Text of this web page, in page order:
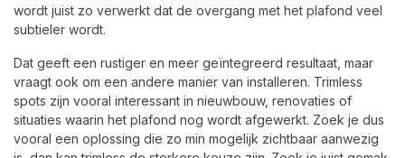
wordt juist zo verwerkt dat de overgang met het plafond veel
subtieler wordt.
Dat geeft een rustiger en meer geïntegreerd resultaat, maar
vraagt ook om een andere manier van installeren. Trimless
spots zijn vooral interessant in nieuwbouw, renovaties of
situaties waarin het plafond nog wordt afgewerkt. Zoek je dus
vooral een oplossing die zo min mogelijk zichtbaar aanwezig